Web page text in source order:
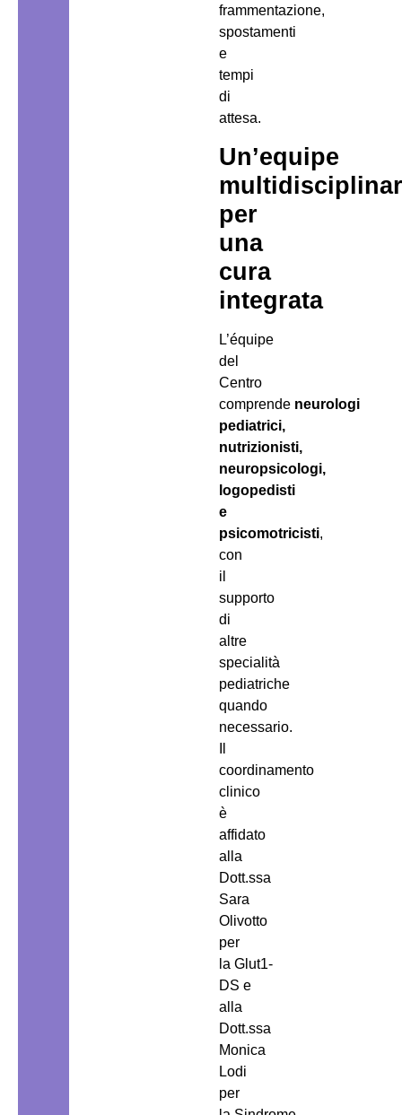
frammentazione,
spostamenti
e
tempi
di
attesa.
Un’equipe
per
una
cura
integrata
L’équipe
del
Centro
comprende neurologi
pediatrici,
nutrizionisti,
neuropsicologi,
logopedisti
e
psicomotricisti,
con
il
supporto
di
altre
specialità
pediatriche
quando
necessario.
coordinamento
clinico
è
affidato
alla
Dott.ssa
Sara
Olivotto
per
la Glut1-
DS e
alla
Dott.ssa
Monica
Lodi
per